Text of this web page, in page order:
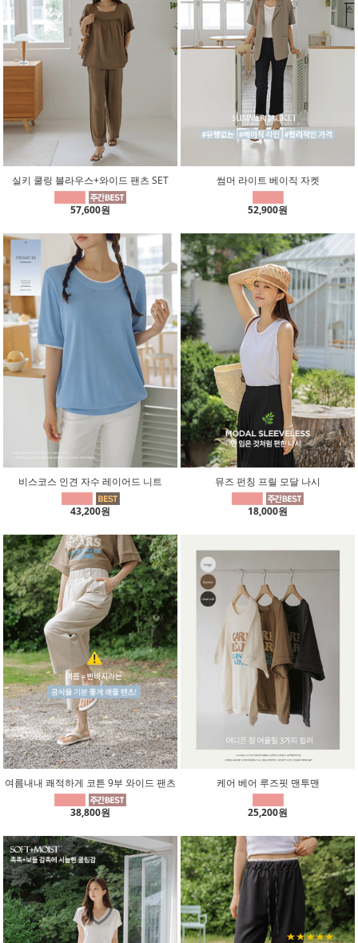
실키 쿨링 블라우스+와이드 팬츠 SET
57,600원
썸머 라이트 베이직 자켓
52,900원
비스코스 인견 자수 레이어드 니트
43,200원
뮤즈 펀칭 프릴 모달 나시
18,000원
여름내내 쾌적하게 코튼 9부 와이드 팬츠
38,800원
케어 베어 루즈핏 맨투맨
25,200원